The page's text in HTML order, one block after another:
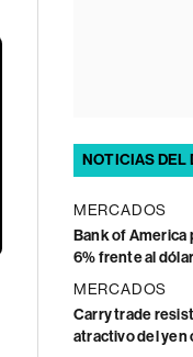
NOTICIAS DEL
MERCADOS
Bank of America
6% frente al
MERCADOS
Carry trade
atractivo del yen